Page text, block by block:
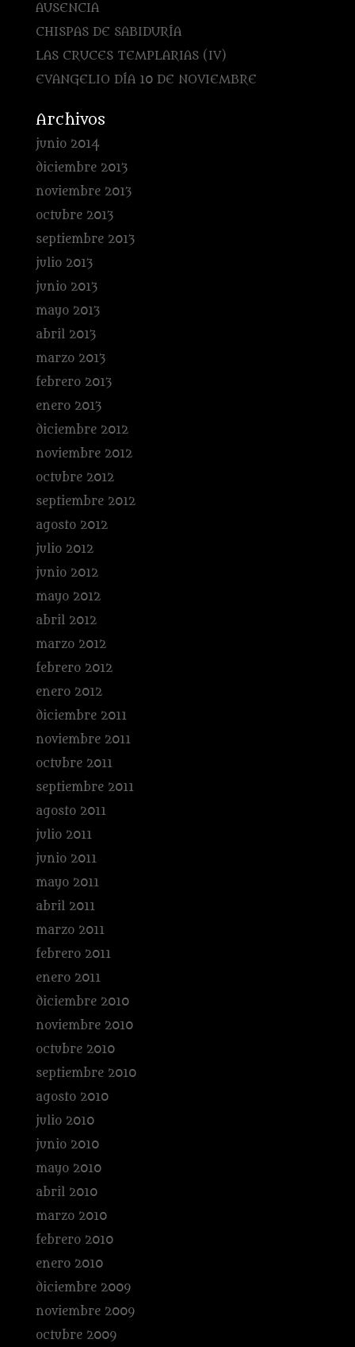
AUSENCIA
CHISPAS DE SABIDURÍA
LAS CRUCES TEMPLARIAS (IV)
EVANGELIO DÍA 10 DE NOVIEMBRE
Archivos
junio 2014
diciembre 2013
noviembre 2013
octubre 2013
septiembre 2013
julio 2013
junio 2013
mayo 2013
abril 2013
marzo 2013
febrero 2013
enero 2013
diciembre 2012
noviembre 2012
octubre 2012
septiembre 2012
agosto 2012
julio 2012
junio 2012
mayo 2012
abril 2012
marzo 2012
febrero 2012
enero 2012
diciembre 2011
noviembre 2011
octubre 2011
septiembre 2011
agosto 2011
julio 2011
junio 2011
mayo 2011
abril 2011
marzo 2011
febrero 2011
enero 2011
diciembre 2010
noviembre 2010
octubre 2010
septiembre 2010
agosto 2010
julio 2010
junio 2010
mayo 2010
abril 2010
marzo 2010
febrero 2010
enero 2010
diciembre 2009
noviembre 2009
octubre 2009